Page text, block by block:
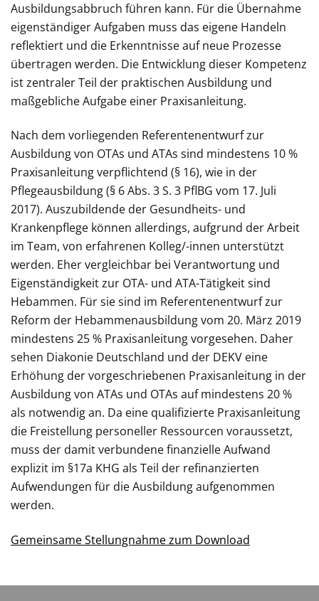
Ausbildungsabbruch führen kann. Für die Übernahme
eigenständiger Aufgaben muss das eigene Handeln
reflektiert und die Erkenntnisse auf neue Prozesse
übertragen werden. Die Entwicklung dieser Kompetenz
ist zentraler Teil der praktischen Ausbildung und
maßgebliche Aufgabe einer Praxisanleitung.
Nach dem vorliegenden Referentenentwurf zur
Ausbildung von OTAs und ATAs sind mindestens 10 %
Praxisanleitung verpflichtend (§ 16), wie in der
Pflegeausbildung (§ 6 Abs. 3 S. 3 PflBG vom 17. Juli
2017). Auszubildende der Gesundheits- und
Krankenpflege können allerdings, aufgrund der Arbeit
im Team, von erfahrenen Kolleg/-innen unterstützt
werden. Eher vergleichbar bei Verantwortung und
Eigenständigkeit zur OTA- und ATA-Tätigkeit sind
Hebammen. Für sie sind im Referentenentwurf zur
Reform der Hebammenausbildung vom 20. März 2019
mindestens 25 % Praxisanleitung vorgesehen. Daher
sehen Diakonie Deutschland und der DEKV eine
Erhöhung der vorgeschriebenen Praxisanleitung in der
Ausbildung von ATAs und OTAs auf mindestens 20 %
als notwendig an. Da eine qualifizierte Praxisanleitung
die Freistellung personeller Ressourcen voraussetzt,
muss der damit verbundene finanzielle Aufwand
explizit im §17a KHG als Teil der refinanzierten
Aufwendungen für die Ausbildung aufgenommen
werden.
Gemeinsame Stellungnahme zum Download